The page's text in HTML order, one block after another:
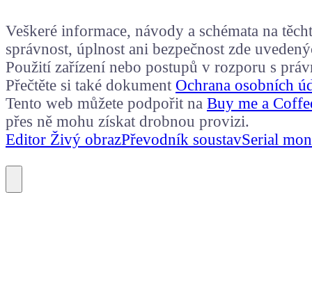
Veškeré informace, návody a schémata na
správnost, úplnost ani bezpečnost zde
Použití zařízení nebo postupů v rozporu s
Přečtěte si také dokument Ochrana osobních
Tento web můžete podpořit na Buy me a
přes ně mohu získat drobnou provizi.
Editor Živý obrazPřevodník soustavSerial